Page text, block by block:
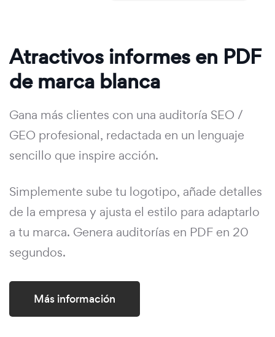
Atractivos informes en PDF
de marca blanca
Gana más clientes con una auditoría SEO /
GEO profesional, redactada en un lenguaje
sencillo que inspire acción.
Simplemente sube tu logotipo, añade detalles
de la empresa y ajusta el estilo para adaptarlo
a tu marca. Genera auditorías en PDF en 20
segundos.
Más información